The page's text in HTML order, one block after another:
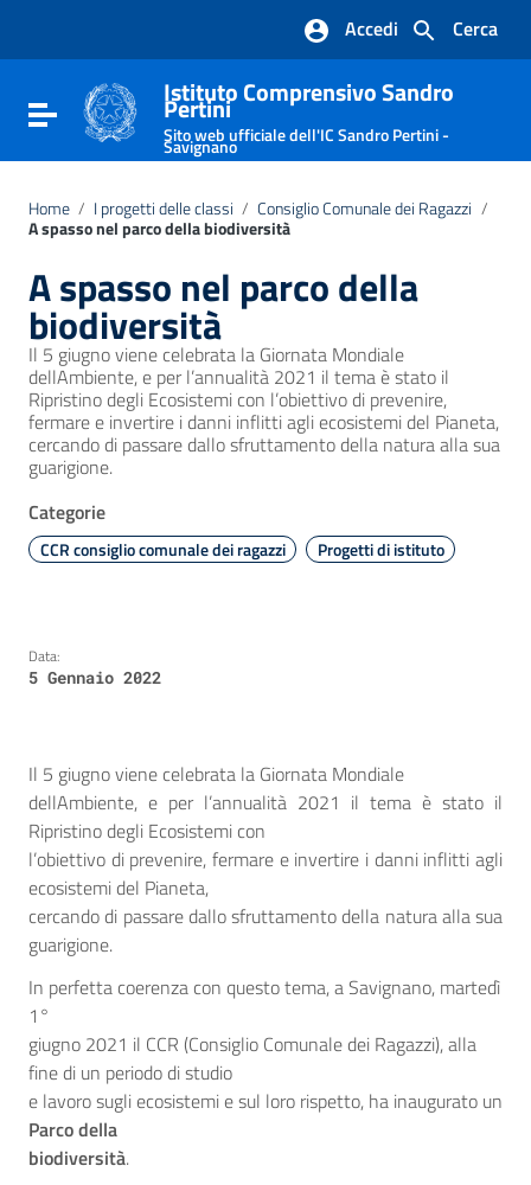
Vai al footer
Cerca
Accedi
Attiva / disattiva la navigazione
Istituto Comprensivo Sandro
Pertini
Sito web ufficiale dell'IC Sandro Pertini -
Savignano
Home / I progetti delle classi / Consiglio Comunale dei Ragazzi /
A spasso nel parco della biodiversità
A spasso nel parco della
biodiversità
Il 5 giugno viene celebrata la Giornata Mondiale
dellAmbiente, e per l’annualità 2021 il tema è stato il
Ripristino degli Ecosistemi con l’obiettivo di prevenire,
fermare e invertire i danni inflitti agli ecosistemi del Pianeta,
cercando di passare dallo sfruttamento della natura alla sua
guarigione.
Categorie
CCR consiglio comunale dei ragazzi Progetti di istituto
Data:
5 Gennaio 2022
Il 5 giugno viene celebrata la Giornata Mondiale
dellAmbiente, e per l’annualità 2021 il tema è stato il
Ripristino degli Ecosistemi con
l’obiettivo di prevenire, fermare e invertire i danni inflitti agli
ecosistemi del Pianeta,
cercando di passare dallo sfruttamento della natura alla sua
guarigione.
In perfetta coerenza con questo tema, a Savignano, martedì
1°
giugno 2021 il CCR (Consiglio Comunale dei Ragazzi), alla
fine di un periodo di studio
e lavoro sugli ecosistemi e sul loro rispetto, ha inaugurato un
Parco della
biodiversità.